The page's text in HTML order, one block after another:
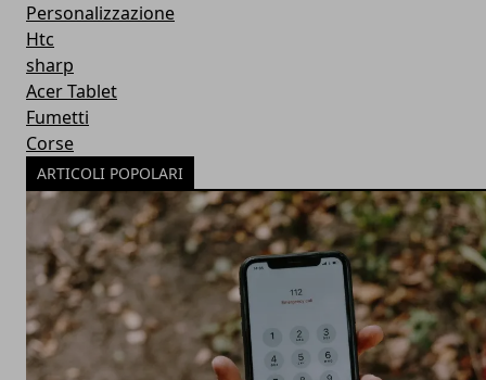
Personalizzazione
Htc
sharp
Acer Tablet
Fumetti
Corse
ARTICOLI POPOLARI